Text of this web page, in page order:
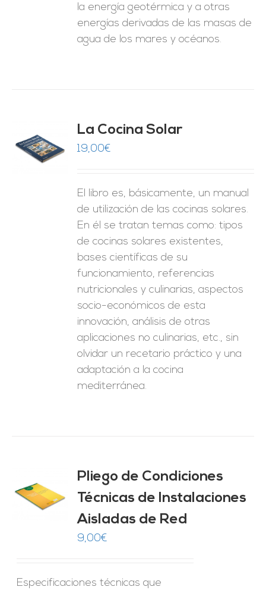
la energía geotérmica y a otras
energías derivadas de las masas de
agua de los mares y océanos.
La Cocina Solar
19,00€
El libro es, básicamente, un manual
de utilización de las cocinas solares.
En él se tratan temas como: tipos
de cocinas solares existentes,
bases científicas de su
funcionamiento, referencias
nutricionales y culinarias, aspectos
socio-económicos de esta
innovación, análisis de otras
aplicaciones no culinarias, etc., sin
olvidar un recetario práctico y una
adaptación a la cocina
mediterránea.
Pliego de Condiciones
Técnicas de Instalaciones
Aisladas de Red
9,00€
Especificaciones técnicas que